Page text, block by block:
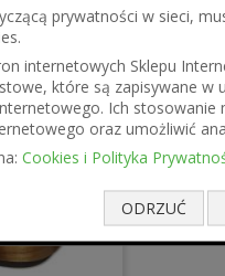
prywatności w sieci,
internetowych Sklepu
które są zapisywane w
Ich stosowanie
oraz umożliwić
Cookies i Polityka
ODRZUĆ